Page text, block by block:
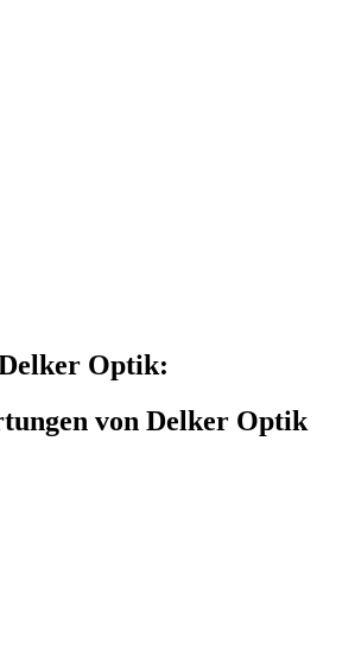
Optik:
von Delker Optik